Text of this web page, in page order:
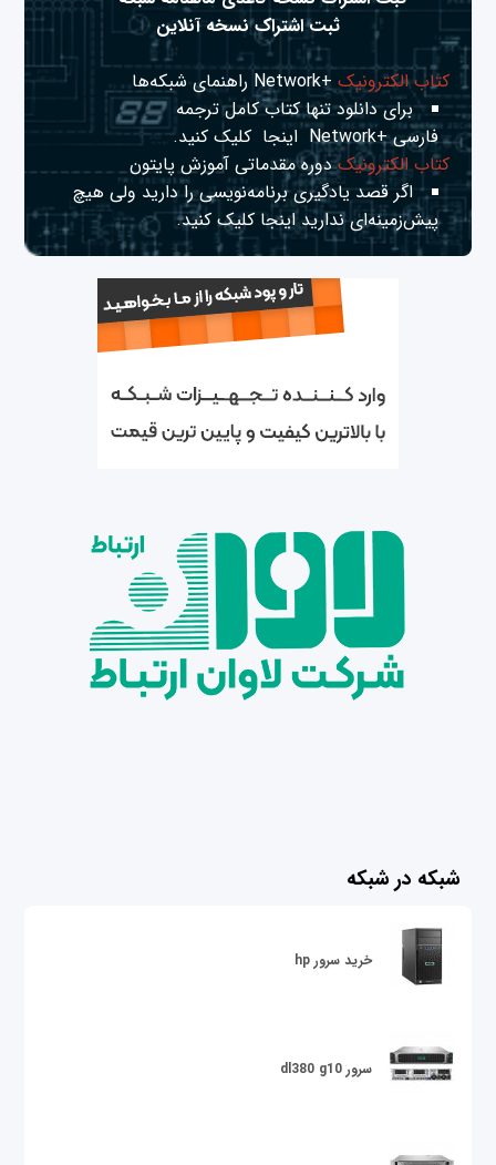
ثبت اشتراک نسخه آنلاین
کتاب الکترونیک+Network راهنمای شبکه‌ها
برای دانلود تنها کتاب کامل ترجمه
فارسی +Network
اینجا کلیک کنید.
کتاب الکترونیکدوره مقدماتی آموزش پایتون
اگر قصد یادگیری برنامه‌نویسی را دارید ولی هیچ
پیش‌زمینه‌ای نداریداینجا کلیک کنید.
شبکه در شبکه
خرید سرور hp
سرور dl380 g10